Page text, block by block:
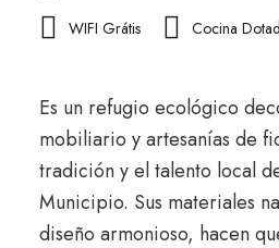
WIFI Grátis
Cocina
Es un refugio ecológico
mobiliario y artesanías de
tradición y el talento local
Municipio. Sus materiales
diseño armonioso, hacen